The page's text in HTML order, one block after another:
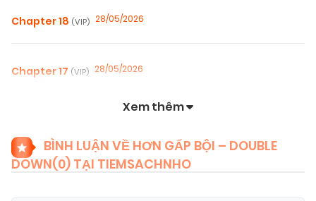
Chapter 18 (VIP) 28/05/2026
Chapter 17 (VIP) 28/05/2026
Chapter 15 (VIP) 28/05/2026
Xem thêm
BÌNH LUẬN VỀ HƠN GẤP BỘI – DOUBLE
DOWN(0) TẠI TIEMSACHNHO